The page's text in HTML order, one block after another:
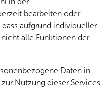
bearbeiten oder
aufgrund individueller
alle Funktionen der
Daten in
Nutzung dieser Services